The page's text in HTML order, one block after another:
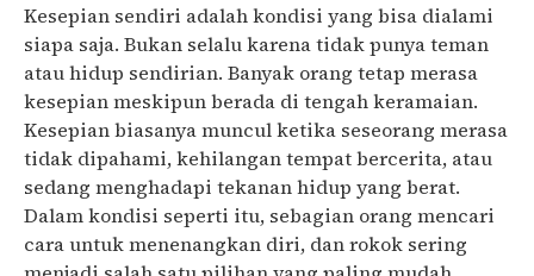
Kesepian sendiri adalah kondisi yang bisa dialami
siapa saja. Bukan selalu karena tidak punya teman
atau hidup sendirian. Banyak orang tetap merasa
kesepian meskipun berada di tengah keramaian.
Kesepian biasanya muncul ketika seseorang merasa
tidak dipahami, kehilangan tempat bercerita, atau
sedang menghadapi tekanan hidup yang berat.
Dalam kondisi seperti itu, sebagian orang mencari
cara untuk menenangkan diri, dan rokok sering